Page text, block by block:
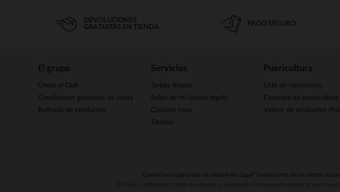
DEVOLUCIONES
GRATUITAS EN TIENDA
PAGO SEGURO
El grupo
Únete al Club
Condiciones generales de venta
Retirada de productos
Servicios
Tarjeta Regalo
Saldo de mi tarjeta regalo
Cuidado ropa
Tiendas
Puericultura
Lista de nacimiento
Consejos de puericultura
Vídeos de productos
Condiciones generales de ventaAviso Legal *Condiciones de las ofertas